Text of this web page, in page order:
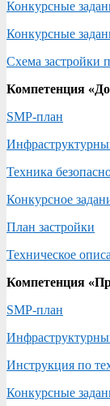
Конкурсные
Конкурсные
Схема застройки
Компетенция
SMP-план
Техника
Конкурсное
План застройки
Техническое
Компетенция
SMP-план
Инструкция по
Конкурсные